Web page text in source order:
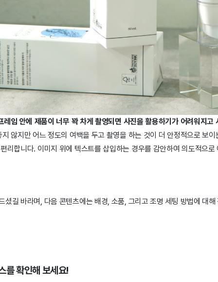
레임 안에 제품이 너무 꽉 차게 촬영되면 사진을 활용하기가 어려워지고
않지만 어느 정도의 여백을 두고 촬영을 하는 것이 더 안정적으로 보
리합니다. 이미지 위에 텍스트를 삽입하는 경우를 감안하여 의도적으
셨길 바라며, 다음 콘텐츠에는 배경, 소품, 그리고 조명 세팅 방법에 대
를 확인해 보세요!